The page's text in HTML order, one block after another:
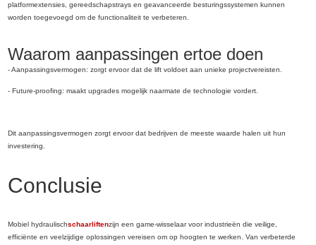
platformextensies, gereedschapstrays en geavanceerde besturingssystemen kunnen
worden toegevoegd om de functionaliteit te verbeteren.
Waarom aanpassingen ertoe doen
- Aanpassingsvermogen: zorgt ervoor dat de lift voldoet aan unieke projectvereisten.
- Future-proofing: maakt upgrades mogelijk naarmate de technologie vordert.
Dit aanpassingsvermogen zorgt ervoor dat bedrijven de meeste waarde halen uit hun
investering.
Conclusie
Mobiel hydraulischschaarliftenzijn een game-wisselaar voor industrieën die veilige,
efficiënte en veelzijdige oplossingen vereisen om op hoogten te werken. Van verbeterde